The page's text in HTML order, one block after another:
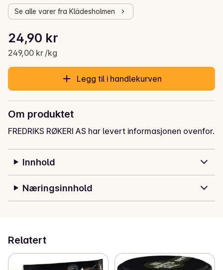
Se alle varer fra Klädesholmen
Gjeldende pris er: 24,90 kr
24,90 kr
249,00 kr /kg
Stykkpris: 249,00 kr /kg
Legg til i handlekurven
Om produktet
FREDRIKS RØKERI AS har levert informasjonen ovenfor.
Innhold
Næringsinnhold
Relatert